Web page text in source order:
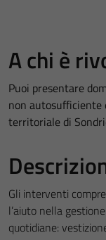
A chi è
Puoi presentare
non autosufficiente
territoriale di
Gli interventi
l’aiuto nella
quotidiane: